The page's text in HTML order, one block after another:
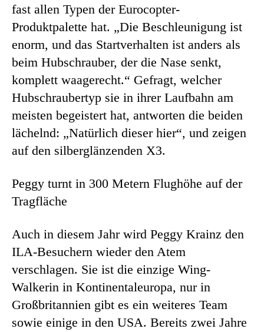
fast allen Typen der Eurocopter-
Produktpalette hat. „Die Beschleunigung ist
enorm, und das Startverhalten ist anders als
beim Hubschrauber, der die Nase senkt,
komplett waagerecht.“ Gefragt, welcher
Hubschraubertyp sie in ihrer Laufbahn am
meisten begeistert hat, antworten die beiden
lächelnd: „Natürlich dieser hier“, und zeigen
auf den silberglänzenden X3.
Peggy turnt in 300 Metern Flughöhe auf der
Tragfläche
Auch in diesem Jahr wird Peggy Krainz den
ILA-Besuchern wieder den Atem
verschlagen. Sie ist die einzige Wing-
Walkerin in Kontinentaleuropa, nur in
Großbritannien gibt es ein weiteres Team
sowie einige in den USA. Bereits zwei Jahre